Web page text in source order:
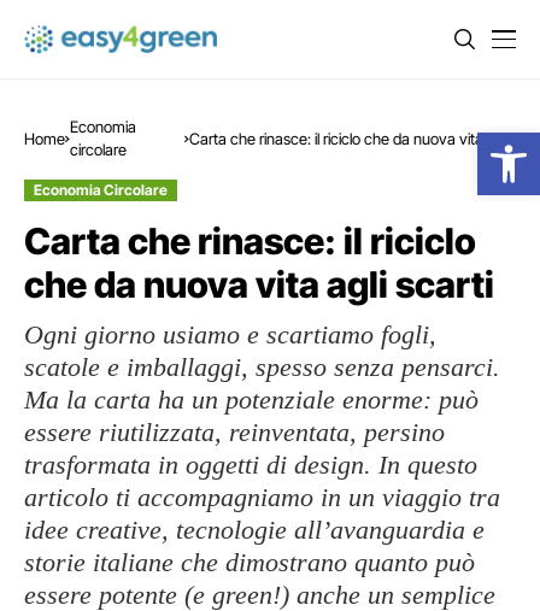
Home
Economia
circolare
Carta che rinasce: il riciclo che da nuova vita agli
Economia Circolare
Carta che rinasce: il riciclo
che da nuova vita agli scarti
Ogni giorno usiamo e scartiamo fogli,
scatole e imballaggi, spesso senza pensarci.
Ma la carta ha un potenziale enorme: può
essere riutilizzata, reinventata, persino
trasformata in oggetti di design. In questo
articolo ti accompagniamo in un viaggio tra
idee creative, tecnologie all’avanguardia e
storie italiane che dimostrano quanto può
essere potente (e green!) anche un semplice